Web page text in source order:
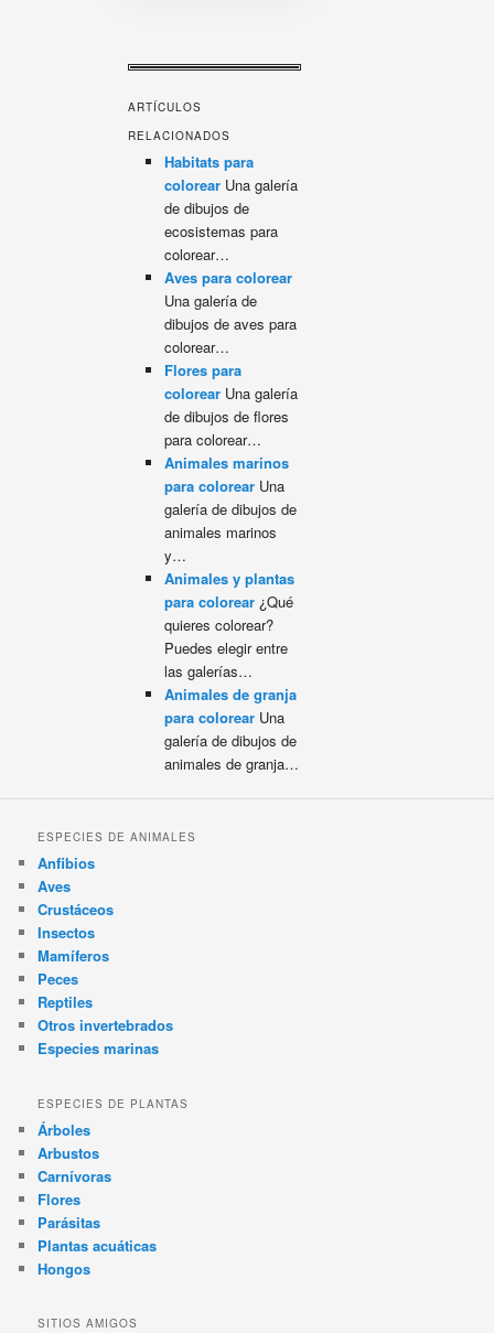
ARTÍCULOS
RELACIONADOS
Habitats para
colorearUna galería
de dibujos de
ecosistemas para
colorear…
Aves para colorear
Una galería de
dibujos de aves para
colorear…
Flores para
colorearUna galería
de dibujos de flores
para colorear…
Animales marinos
para colorearUna
galería de dibujos de
animales marinos
y…
Animales y plantas
para colorear¿Qué
quieres colorear?
Puedes elegir entre
las galerías…
Animales de granja
para colorearUna
galería de dibujos de
animales de granja…
ESPECIES DE ANIMALES
Anfibios
Aves
Crustáceos
Insectos
Mamíferos
Peces
Reptiles
Otros invertebrados
Especies marinas
ESPECIES DE PLANTAS
Árboles
Arbustos
Carnívoras
Flores
Parásitas
Plantas acuáticas
Hongos
SITIOS AMIGOS